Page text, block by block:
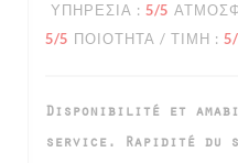
ΥΠΗΡΕΣΊΑ : 5/5
5/5 ΠΟΙΌΤΗΤΑ / ΤΙΜΉ : 5
Disponibilité et
service. Rapidité du